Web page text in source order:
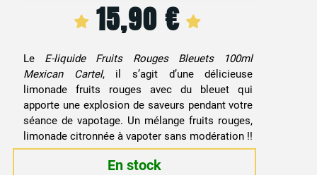
15,90€
Le E-liquide Fruits Rouges Bleuets 100ml
Mexican Cartel, il s’agit d’une délicieuse
limonade fruits rouges avec du bleuet qui
apporte une explosion de saveurs pendant votre
séance de vapotage. Un mélange fruits rouges,
limonade citronnée à vapoter sans modération !!
En stock